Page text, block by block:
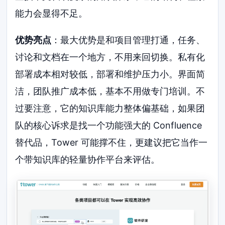
能力会显得不足。
优势亮点 ：最大优势是和项目管理打通，任务、
讨论和文档在一个地方，不用来回切换。私有化
部署成本相对较低，部署和维护压力小。界面简
洁，团队推广成本低，基本不用做专门培训。不
过要注意，它的知识库能力整体偏基础，如果团
队的核心诉求是找一个功能强大的 Confluence
替代品，Tower 可能撑不住，更建议把它当作一
个带知识库的轻量协作平台来评估。